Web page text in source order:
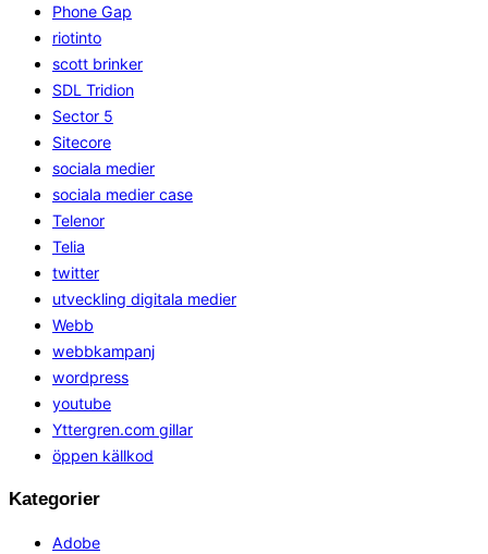
Phone Gap
riotinto
scott brinker
SDL Tridion
Sector 5
Sitecore
sociala medier
sociala medier case
Telenor
Telia
twitter
utveckling digitala medier
Webb
webbkampanj
wordpress
youtube
Yttergren.com gillar
öppen källkod
Kategorier
Adobe